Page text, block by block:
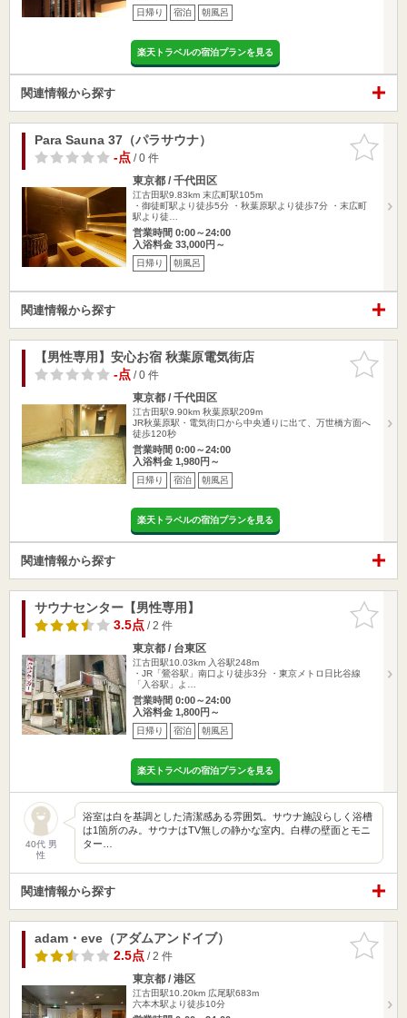
日帰り 宿泊 朝風呂
楽天トラベルの宿泊プランを見る
関連情報から探す
お気に入
りに追加
Para Sauna 37（パラサウナ）
-点/ 0 件
東京都 / 千代田区
江古田駅9.83km 末広町駅105m
・御徒町駅より徒歩5分 ・秋葉原駅より徒歩7分 ・末広町
駅より徒…
営業時間 0:00～24:00
入浴料金 33,000円～
日帰り 朝風呂
関連情報から探す
お気に入
りに追加
【男性専用】安心お宿 秋葉原電気街店
-点/ 0 件
東京都 / 千代田区
江古田駅9.90km 秋葉原駅209m
JR秋葉原駅・電気街口から中央通りに出て、万世橋方面へ
徒歩120秒
営業時間 0:00～24:00
入浴料金 1,980円～
日帰り 宿泊 朝風呂
楽天トラベルの宿泊プランを見る
関連情報から探す
お気に入
りに追加
サウナセンター【男性専用】
3.5点/ 2 件
東京都 / 台東区
江古田駅10.03km 入谷駅248m
・JR「鶯谷駅」南口より徒歩3分 ・東京メトロ日比谷線
「入谷駅」よ…
営業時間 0:00～24:00
入浴料金 1,800円～
日帰り 宿泊 朝風呂
楽天トラベルの宿泊プランを見る
40代 男
性
浴室は白を基調とした清潔感ある雰囲気。サウナ施設らしく浴槽
は1箇所のみ。サウナはTV無しの静かな室内。白樺の壁面とモニ
ター…
関連情報から探す
お気に入
りに追加
adam・eve（アダムアンドイブ）
2.5点/ 2 件
東京都 / 港区
江古田駅10.20km 広尾駅683m
六本木駅より徒歩10分